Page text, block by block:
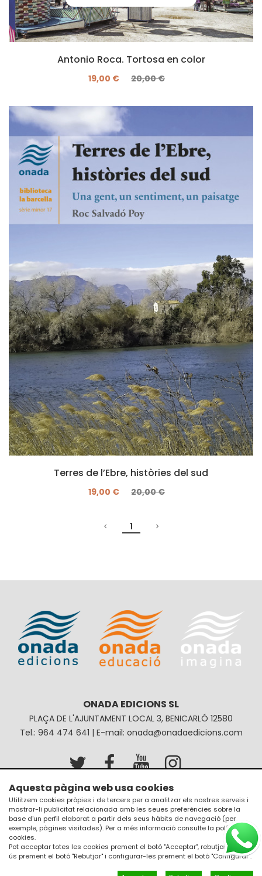
Antonio Roca. Tortosa en color
19,00 € 20,00 €
Terres de l’Ebre, històries del sud
19,00 € 20,00 €
1
ONADA EDICIONS SL
PLAÇA DE L'AJUNTAMENT LOCAL 3, BENICARLÓ 12580
Tel.: 964 474 641 | E-mail: onada@onadaedicions.com
Avís legal
Política de privacitat
Política de galetes
Condicions de compra
Aquesta pàgina web usa cookies
Utilitzem cookies pròpies i de tercers per a analitzar els nostres serveis i
mostrar-li publicitat relacionada amb les seues preferències sobre la
base d'un perfil elaborat a partir dels seus hàbits de navegació (per
exemple, pàgines visitades). Per a més informació consulte la política de
cookies.
Pot acceptar totes les cookies prement el botó "Acceptar", rebutjar el seu
ús prement el botó "Rebutjar" i configurar-les prement el botó "Configurar".